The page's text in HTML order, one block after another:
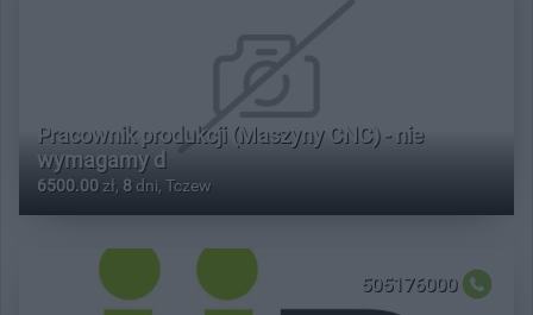
Pracownik produkcji (Maszyny CNC) - nie
wymagamy d
6500.00 zł, 8 dni, Tczew
505176000